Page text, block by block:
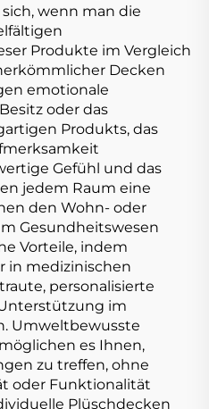
wenn man die
Produkte im Vergleich
Decken
emotionale
oder das
Produkts, das
Gefühl und das
jedem Raum eine
den Wohn- oder
Gesundheitswesen
Vorteile, indem
in medizinischen
personalisierte
im
Umweltbewusste
es Ihnen,
zu treffen, ohne
oder Funktionalität
Plüschdecken